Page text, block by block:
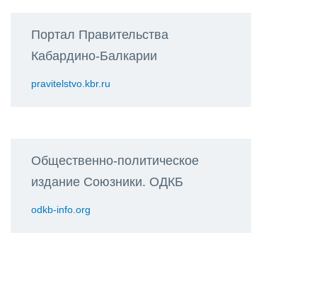
Портал Правительства
Кабардино-Балкарии
pravitelstvo.kbr.ru
Общественно-политическое
издание Союзники. ОДКБ
odkb-info.org